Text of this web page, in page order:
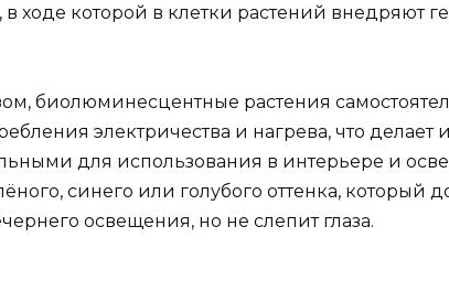
ходе которой в клетки растений внедряют
биолюминесцентные растения
электричества и нагрева, что делает
для использования в интерьере и
синего или голубого оттенка, который
освещения, но не слепит глаза.